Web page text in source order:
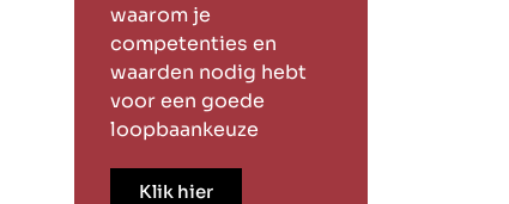
waarom je
competenties en
waarden nodig hebt
voor een goede
loopbaankeuze
Klik hier